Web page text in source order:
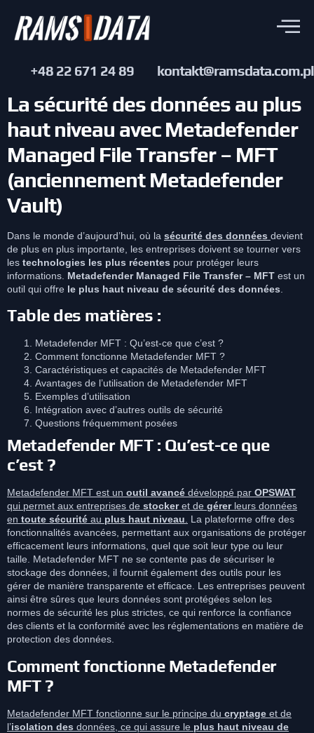
+48 22 671 24 89 kontakt@ramsdata.com.pl
La sécurité des données au plus
haut niveau avec Metadefender
Managed File Transfer – MFT
(anciennement Metadefender
Vault)
Dans le monde d’aujourd’hui, où la sécurité des données devient
de plus en plus importante, les entreprises doivent se tourner vers
les technologies les plus récentes pour protéger leurs
informations. Metadefender Managed File Transfer – MFT est un
outil qui offre le plus haut niveau de sécurité des données
Table des matières :
Metadefender MFT : Qu’est-ce que c’est ?
Comment fonctionne Metadefender MFT ?
Caractéristiques et capacités de Metadefender MFT
Avantages de l’utilisation de Metadefender MFT
Exemples d’utilisation
Intégration avec d’autres outils de sécurité
Questions fréquemment posées
Metadefender MFT : Qu’est-ce que
c’est ?
Metadefender MFT est un outil avancé développé par OPSWAT
qui permet aux entreprises de stockeret de gérerleurs données
en toute sécurité au plus haut niveau. La plateforme offre des
fonctionnalités avancées, permettant aux organisations de protéger
efficacement leurs informations, quel que soit leur type ou leur
taille. Metadefender MFT ne se contente pas de sécuriser le
stockage des données, il fournit également des outils pour les
gérer de manière transparente et efficace. Les entreprises peuvent
ainsi être sûres que leurs données sont protégées selon les
normes de sécurité les plus strictes, ce qui renforce la confiance
des clients et la conformité avec les réglementations en matière de
protection des données.
Comment fonctionne Metadefender
MFT ?
Metadefender MFT fonctionne sur le principe du cryptage et de
l’isolation des données, ce qui assure le plus haut niveau de